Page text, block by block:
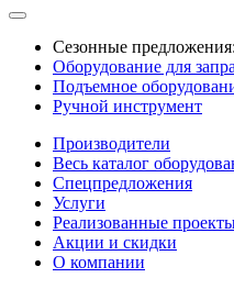
Сезонные предложения:
Оборудование для
Подъемное
Ручной инструмент
Производители
Весь каталог
Спецпредложения
Услуги
Реализованные
Акции и скидки
О компании